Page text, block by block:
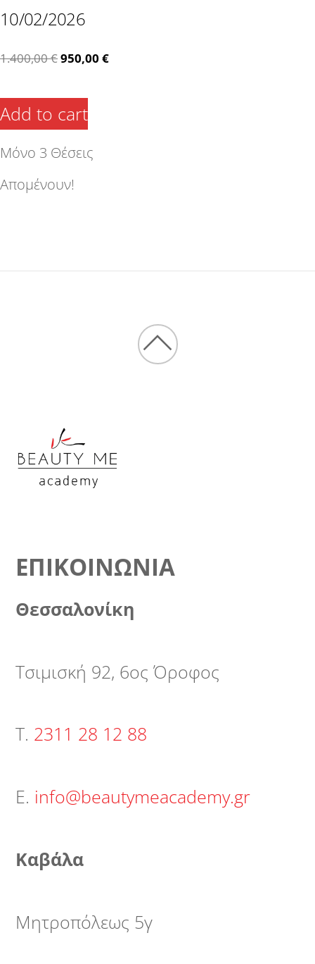
10/02/2026
1.400,00€Original
was:
1.400,00 €.
950,00 €Η
Add to cart
Μόνο 3 Θέσεις
Απομένουν!
Back
to
ΕΠΙΚΟΙΝΩΝΊΑ
Θεσσαλονίκη
Τσιμισκή 92, 6ος Όροφος
Τ. 2311 28 12 88
Ε. info@beautymeacademy.gr
Καβάλα
Μητροπόλεως 5γ